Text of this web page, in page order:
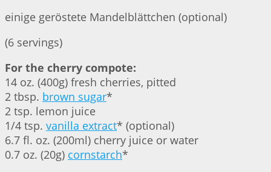
einige geröstete Mandelblättchen (optional)
(6 servings)
For the cherry compote:
14 oz. (400g) fresh cherries, pitted
2 tbsp. brown sugar*
2 tsp. lemon juice
1/4 tsp. vanilla extract* (optional)
6.7 fl. oz. (200ml) cherry juice or water
0.7 oz. (20g) cornstarch*